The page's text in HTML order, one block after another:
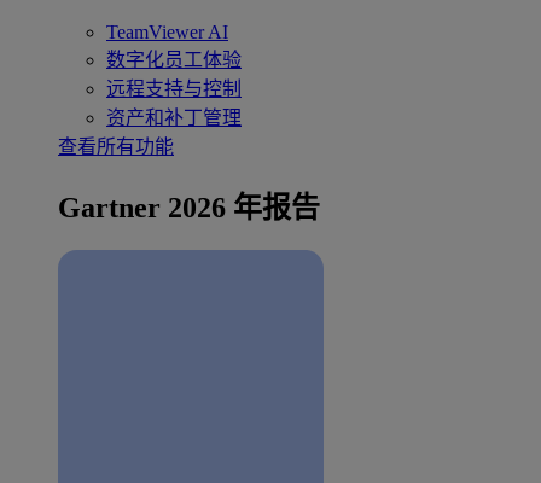
TeamViewer AI
数字化员工体验
远程支持与控制
资产和补丁管理
查看所有功能
Gartner 2026 年报告